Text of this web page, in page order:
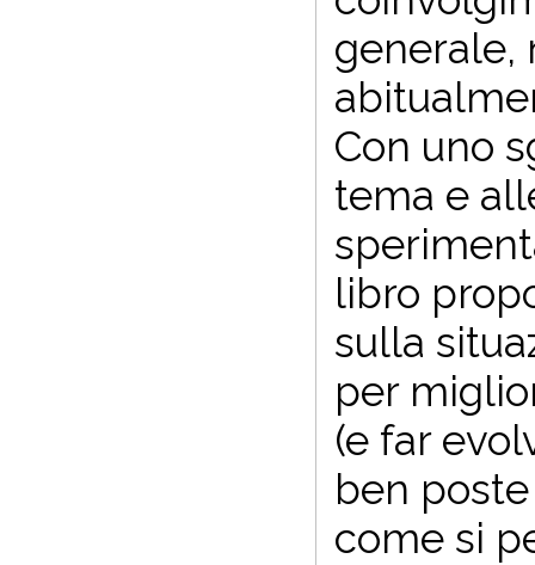
generale,
Con uno
tema e
libro
sulla
per
(e far
ben
come si